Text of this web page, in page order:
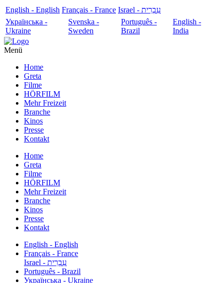
English - English Français - France
עִבְרִית - Israel
Українська -
Ukraine
Svenska -
Sweden
Português -
Brazil
English -
India
Menü
Home
Greta
Filme
HÖRFILM
Mehr Freizeit
Branche
Kinos
Presse
Kontakt
Home
Greta
Filme
HÖRFILM
Mehr Freizeit
Branche
Kinos
Presse
Kontakt
English - English
Français - France
עִבְרִית - Israel
Português - Brazil
Українська - Ukraine